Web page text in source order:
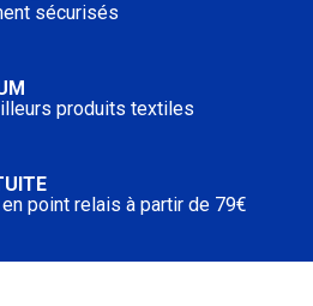
sécurisés
produits textiles
point relais à partir de 79€